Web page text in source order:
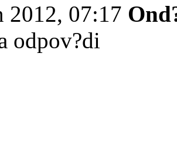
2012, 07:17
odpov?di